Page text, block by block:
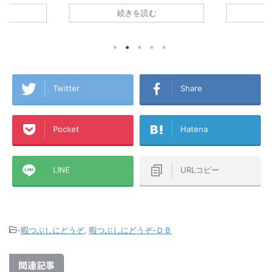
的はつみ
せることが
これから楽
もうとして
のキャプチ
たいと思い
▼楽天モバイル使う方ならおうちの
Wi-Fiは楽天ひかり！集合住宅は税込
楽天ひかりに切り替えたA1理論で
す！ちなみに昔のアパートで使ってい
TV（新宿ケーブル）で、このアパー
トに来てからはauひかり
→WiMAX→WiMAX2+→楽天ひかりテ
ザリング→楽天ひかり（マンションタ
イプ・光配線方式）です ...
続きを読む
ていくこと
も含めた『
ラに分散し
Twitter Share
Pocket Hatena
LINE URLコピー
-暇つぶしにどうぞ, 暇つぶしにどうぞ-ＤＢ
関連記事